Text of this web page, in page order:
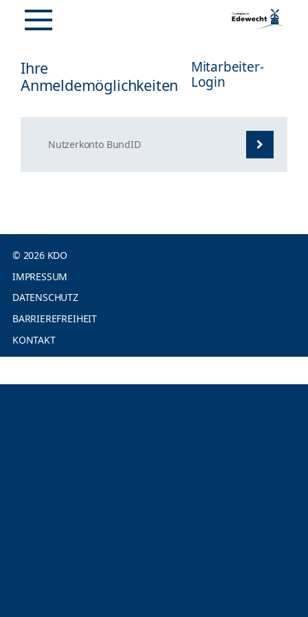
Ihre
Anmeldemöglichkeiten
Mitarbeiter-
Login
Nutzerkonto BundID
© 2026 KDO
IMPRESSUM
DATENSCHUTZ
BARRIEREFREIHEIT
KONTAKT